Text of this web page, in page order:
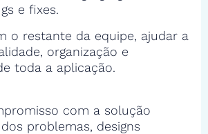
e fixes.
o restante da equipe, ajudar a
organização e
toda a aplicação.
com a solução
problemas, designs